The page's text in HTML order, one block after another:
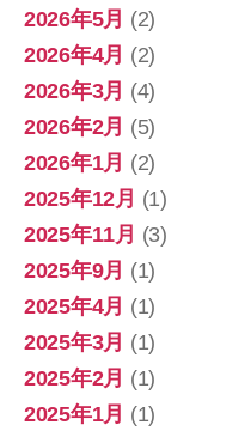
2026年5月 (2)
2026年4月 (2)
2026年3月 (4)
2026年2月 (5)
2026年1月 (2)
2025年12月 (1)
2025年11月 (3)
2025年9月 (1)
2025年4月 (1)
2025年3月 (1)
2025年2月 (1)
2025年1月 (1)